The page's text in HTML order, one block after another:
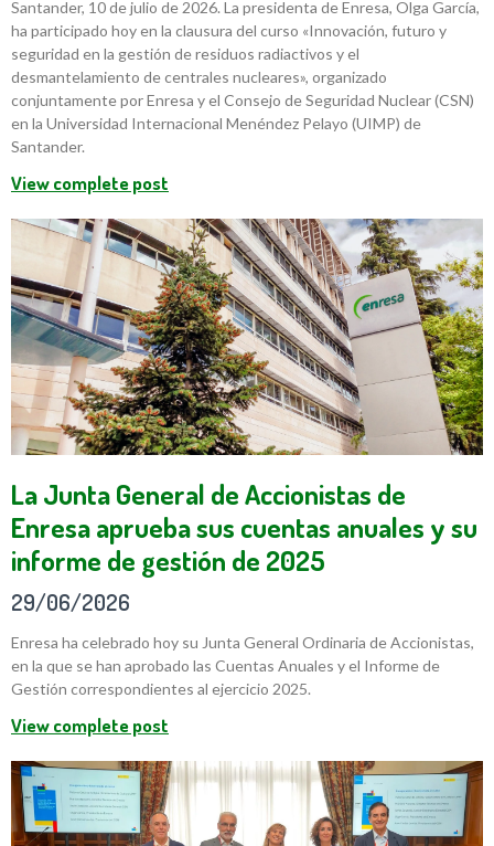
Santander, 10 de julio de 2026. La presidenta de Enresa, Olga García,
ha participado hoy en la clausura del curso «Innovación, futuro y
seguridad en la gestión de residuos radiactivos y el
desmantelamiento de centrales nucleares», organizado
conjuntamente por Enresa y el Consejo de Seguridad Nuclear (CSN)
en la Universidad Internacional Menéndez Pelayo (UIMP) de
Santander.
View complete post
La Junta General de Accionistas de
Enresa aprueba sus cuentas anuales y su
informe de gestión de 2025
29/06/2026
Enresa ha celebrado hoy su Junta General Ordinaria de Accionistas,
en la que se han aprobado las Cuentas Anuales y el Informe de
Gestión correspondientes al ejercicio 2025.
View complete post